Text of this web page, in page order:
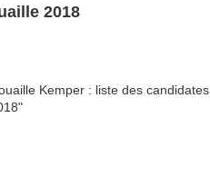
2018